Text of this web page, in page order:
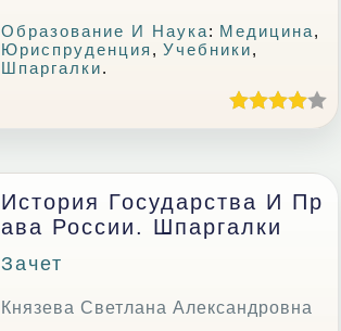
Образование И Наука: Медицина,
Юриспруденция ,Учебники,
Шпаргалки.
История Государства И Пр
Ава России. Шпаргалки
Зачет
Князева Светлана Александровна